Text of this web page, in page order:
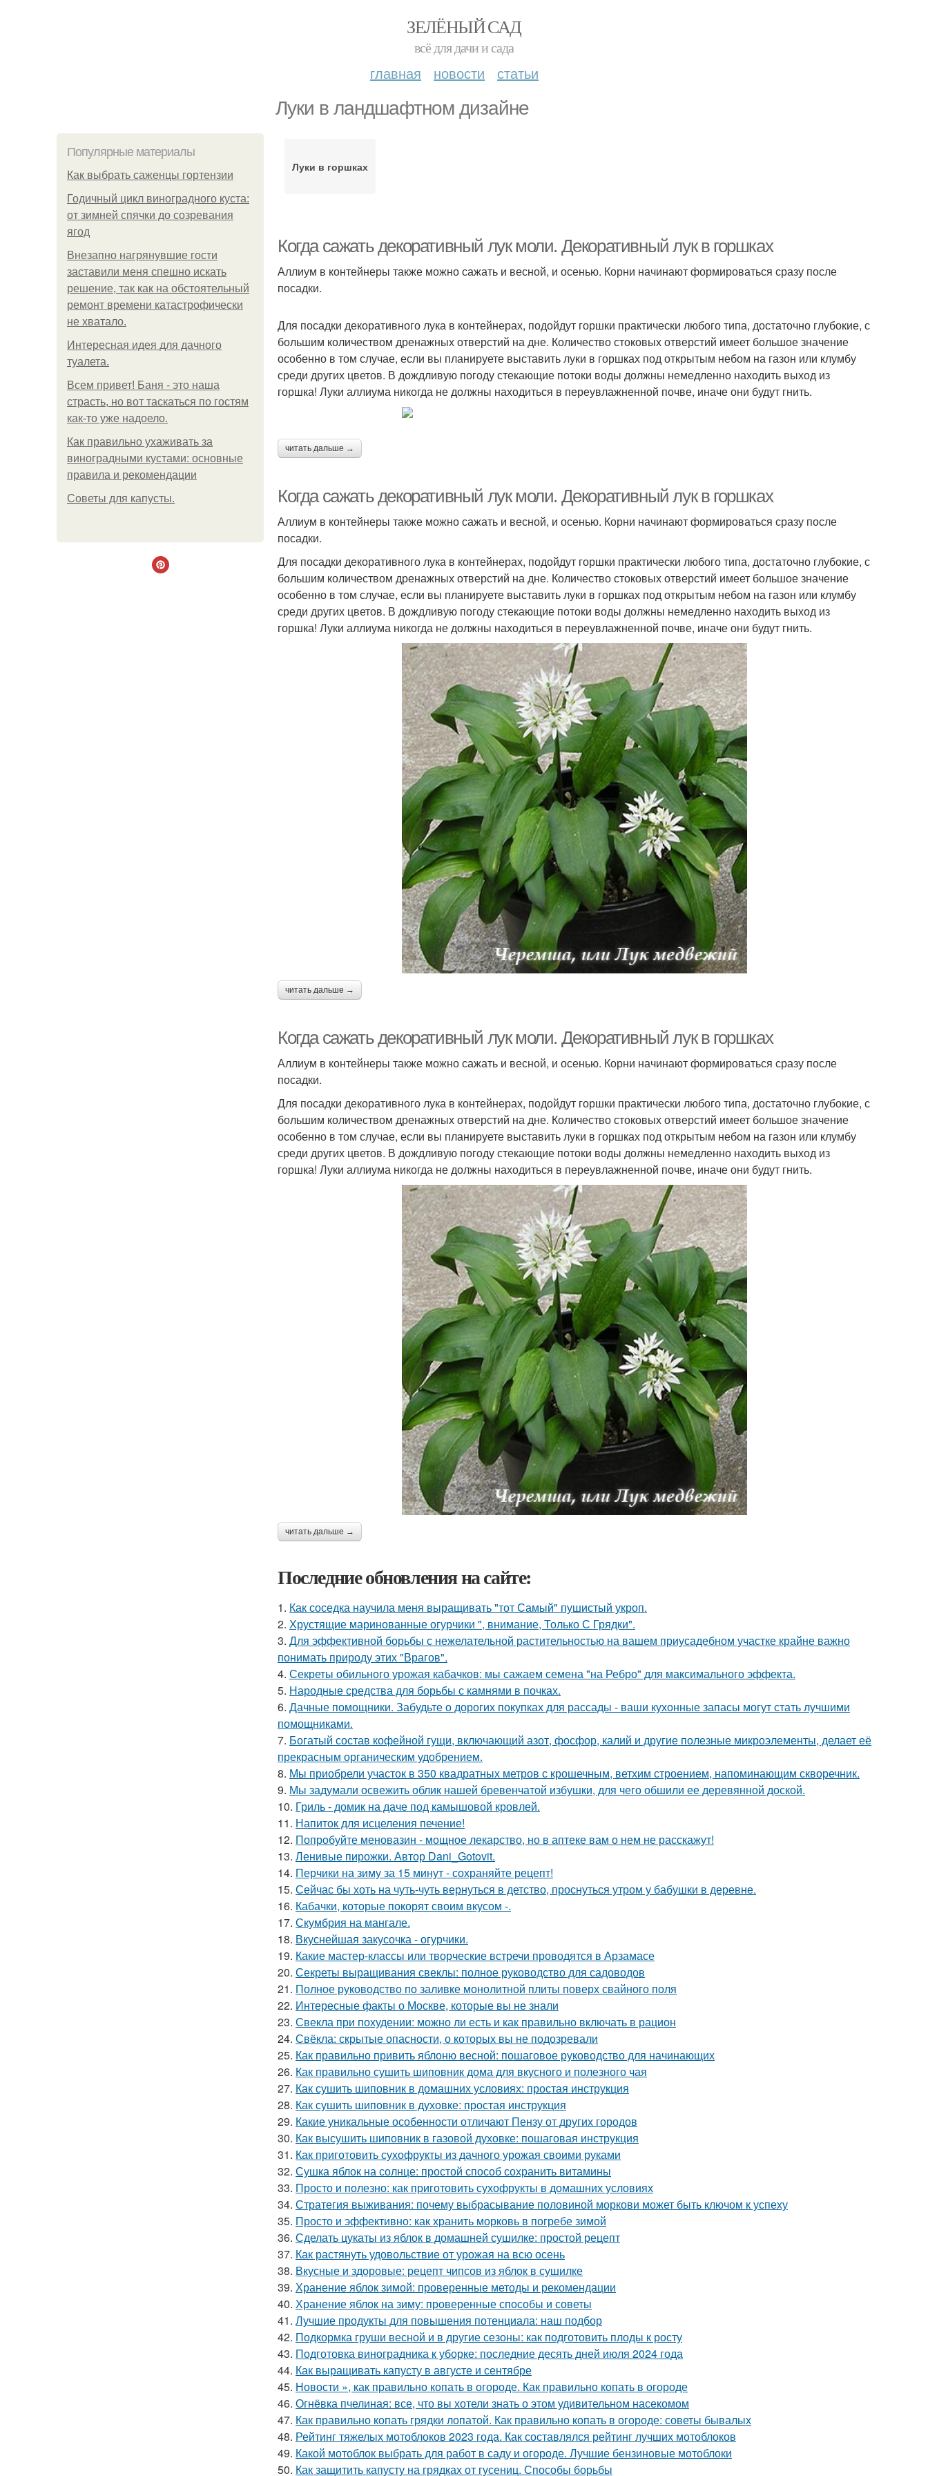
ЗЕЛЁНЫЙ САД
всё для дачи и сада
главная новости статьи
Луки в ландшафтном дизайне
Популярные материалы
Как выбрать саженцы гортензии
Годичный цикл виноградного куста:
от зимней спячки до созревания
ягод
Внезапно нагрянувшие гости
заставили меня спешно искать
решение, так как на обстоятельный
ремонт времени катастрофически
не хватало.
Интересная идея для дачного
туалета.
Всем привет! Баня - это наша
страсть, но вот таскаться по гостям
как-то уже надоело.
Как правильно ухаживать за
виноградными кустами: основные
правила и рекомендации
Советы для капусты.
Луки в горшках
Когда сажать декоративный лук моли. Декоративный лук в горшках
Аллиум в контейнеры также можно сажать и весной, и осенью. Корни начинают формироваться сразу после
посадки.
Для посадки декоративного лука в контейнерах, подойдут горшки практически любого типа, достаточно глубокие, с
большим количеством дренажных отверстий на дне. Количество стоковых отверстий имеет большое значение
особенно в том случае, если вы планируете выставить луки в горшках под открытым небом на газон или клумбу
среди других цветов. В дождливую погоду стекающие потоки воды должны немедленно находить выход из
горшка! Луки аллиума никогда не должны находиться в переувлажненной почве, иначе они будут гнить.
читать дальше →
Когда сажать декоративный лук моли. Декоративный лук в горшках
Аллиум в контейнеры также можно сажать и весной, и осенью. Корни начинают формироваться сразу после
посадки.
Для посадки декоративного лука в контейнерах, подойдут горшки практически любого типа, достаточно глубокие, с
большим количеством дренажных отверстий на дне. Количество стоковых отверстий имеет большое значение
особенно в том случае, если вы планируете выставить луки в горшках под открытым небом на газон или клумбу
среди других цветов. В дождливую погоду стекающие потоки воды должны немедленно находить выход из
горшка! Луки аллиума никогда не должны находиться в переувлажненной почве, иначе они будут гнить.
читать дальше →
Когда сажать декоративный лук моли. Декоративный лук в горшках
Аллиум в контейнеры также можно сажать и весной, и осенью. Корни начинают формироваться сразу после
посадки.
Для посадки декоративного лука в контейнерах, подойдут горшки практически любого типа, достаточно глубокие, с
большим количеством дренажных отверстий на дне. Количество стоковых отверстий имеет большое значение
особенно в том случае, если вы планируете выставить луки в горшках под открытым небом на газон или клумбу
среди других цветов. В дождливую погоду стекающие потоки воды должны немедленно находить выход из
горшка! Луки аллиума никогда не должны находиться в переувлажненной почве, иначе они будут гнить.
читать дальше →
Последние обновления на сайте:
1. Как соседка научила меня выращивать "тот Самый" пушистый укроп.
2. Хрустящие маринованные огурчики ", внимание, Только С Грядки".
3. Для эффективной борьбы с нежелательной растительностью на вашем приусадебном участке крайне важно
понимать природу этих "Врагов".
4. Секреты обильного урожая кабачков: мы сажаем семена "на Ребро" для максимального эффекта.
5. Народные средства для борьбы с камнями в почках.
6. Дачные помощники. Забудьте о дорогих покупках для рассады - ваши кухонные запасы могут стать лучшими
помощниками.
7. Богатый состав кофейной гущи, включающий азот, фосфор, калий и другие полезные микроэлементы, делает её
прекрасным органическим удобрением.
8. Мы приобрели участок в 350 квадратных метров с крошечным, ветхим строением, напоминающим скворечник.
9. Мы задумали освежить облик нашей бревенчатой избушки, для чего обшили ее деревянной доской.
10. Гриль - домик на даче под камышовой кровлей.
11. Напиток для исцеления печение!
12. Попробуйте меновазин - мощное лекарство, но в аптеке вам о нем не расскажут!
13. Ленивые пирожки. Автор Dani_Gotovit.
14. Перчики на зиму за 15 минут - сохраняйте рецепт!
15. Сейчас бы хоть на чуть-чуть вернуться в детство, проснуться утром у бабушки в деревне.
16. Кабачки, которые покорят своим вкусом -.
17. Скумбрия на мангале.
18. Вкуснейшая закусочка - огурчики.
19. Какие мастер-классы или творческие встречи проводятся в Арзамасе
20. Секреты выращивания свеклы: полное руководство для садоводов
21. Полное руководство по заливке монолитной плиты поверх свайного поля
22. Интересные факты о Москве, которые вы не знали
23. Свекла при похудении: можно ли есть и как правильно включать в рацион
24. Свёкла: скрытые опасности, о которых вы не подозревали
25. Как правильно привить яблоню весной: пошаговое руководство для начинающих
26. Как правильно сушить шиповник дома для вкусного и полезного чая
27. Как сушить шиповник в домашних условиях: простая инструкция
28. Как сушить шиповник в духовке: простая инструкция
29. Какие уникальные особенности отличают Пензу от других городов
30. Как высушить шиповник в газовой духовке: пошаговая инструкция
31. Как приготовить сухофрукты из дачного урожая своими руками
32. Сушка яблок на солнце: простой способ сохранить витамины
33. Просто и полезно: как приготовить сухофрукты в домашних условиях
34. Стратегия выживания: почему выбрасывание половиной моркови может быть ключом к успеху
35. Просто и эффективно: как хранить морковь в погребе зимой
36. Сделать цукаты из яблок в домашней сушилке: простой рецепт
37. Как растянуть удовольствие от урожая на всю осень
38. Вкусные и здоровые: рецепт чипсов из яблок в сушилке
39. Хранение яблок зимой: проверенные методы и рекомендации
40. Хранение яблок на зиму: проверенные способы и советы
41. Лучшие продукты для повышения потенциала: наш подбор
42. Подкормка груши весной и в другие сезоны: как подготовить плоды к росту
43. Подготовка виноградника к уборке: последние десять дней июля 2024 года
44. Как выращивать капусту в августе и сентябре
45. Новости », как правильно копать в огороде. Как правильно копать в огороде
46. Огнёвка пчелиная: все, что вы хотели знать о этом удивительном насекомом
47. Как правильно копать грядки лопатой. Как правильно копать в огороде: советы бывалых
48. Рейтинг тяжелых мотоблоков 2023 года. Как составлялся рейтинг лучших мотоблоков
49. Какой мотоблок выбрать для работ в саду и огороде. Лучшие бензиновые мотоблоки
50. Как защитить капусту на грядках от гусениц. Способы борьбы